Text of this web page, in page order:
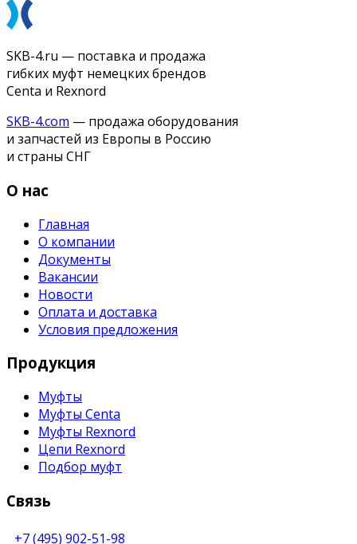
SKB-4.ru — поставка и продажа
гибких муфт немецких брендов
Centa и Rexnord
SKB-4.com — продажа оборудования
и запчастей из Европы в Россию
и страны СНГ
О нас
Главная
О компании
Документы
Вакансии
Новости
Оплата и доставка
Условия предложения
Продукция
Муфты
Муфты Centa
Муфты Rexnord
Цепи Rexnord
Подбор муфт
Связь
+7 (495) 902-51-98